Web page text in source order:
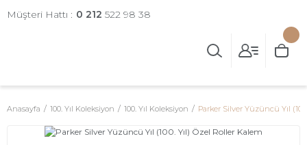
Müşteri Hattı : 0 212 522 98 38
Anasayfa 100. Yıl Koleksiyon 100. Yıl Koleksiyon Parker Silver Yüzüncü Yıl